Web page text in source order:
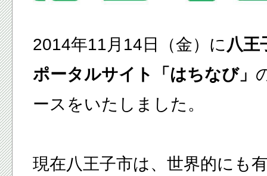
2014年11月14日（金）に 八王
ポータルサイト「はちなび」
ースをいたしました。
現在八王子市は、世界的にも